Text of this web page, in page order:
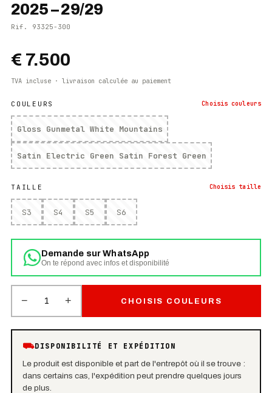
2025 – 29/29
Rif. 93325-300
€ 7.500
TVA incluse · livraison calculée au paiement
COULEURS Choisis couleurs
Gloss Gunmetal White Mountains
Satin Electric Green Satin Forest Green
TAILLE Choisis taille
S3 S4 S5 S6
Demande sur WhatsApp
On te répond avec infos et disponibilité
− 1 + CHOISIS COULEURS
⛟DISPONIBILITÉ ET EXPÉDITION
Le produit est disponible et part de l'entrepôt où il se trouve :
dans certains cas, l'expédition peut prendre quelques jours
de plus.